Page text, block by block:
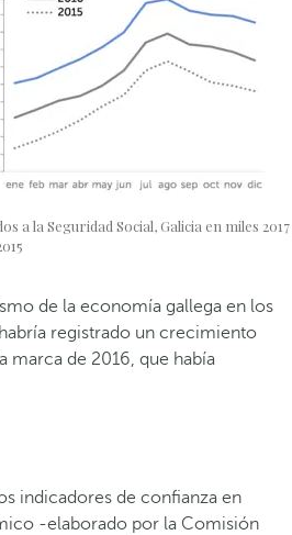
a la Seguridad Social, Galicia en miles 2017
de la economía gallega en los
registrado un crecimiento
marca de 2016, que había
indicadores de confianza en
-elaborado por la Comisión